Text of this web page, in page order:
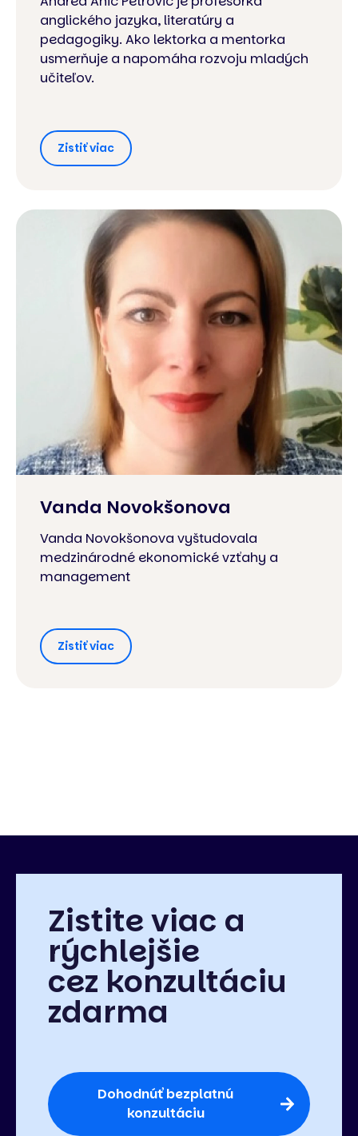
anglického jazyka, literatúry a
pedagogiky. Ako lektorka a mentorka
usmerňuje a napomáha rozvoju mladých
učiteľov.
Zistiť viac
Vanda Novokšonova
Vanda Novokšonova vyštudovala
medzinárodné ekonomické vzťahy a
management
Zistiť viac
Zistite viac a
rýchlejšie
cez konzultáciu
zdarma
Dohodnúť bezplatnú
konzultáciu